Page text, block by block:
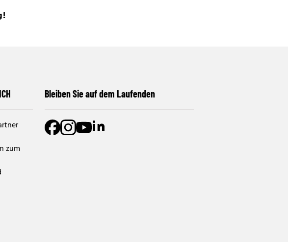
zum
Bleiben Sie auf dem Laufenden